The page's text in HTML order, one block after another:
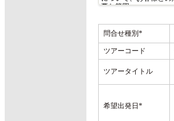
問合せ種別 *
ツアーコード
ツアータイトル
希望出発日 *